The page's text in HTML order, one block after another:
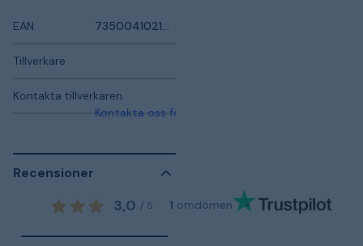
EAN
Tillverkare
Kontakta tillverkaren
Kontakta oss för mer information
Recensioner
3,0 / 5 1 omdömen